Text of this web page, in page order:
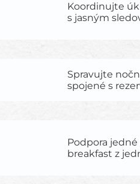
Koordinujte
s jasným
Spravujte
spojené s
Podpora
breakfast z